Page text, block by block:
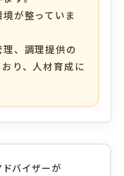
が整っていま
、調理提供の
り、人材育成に
バイザーが